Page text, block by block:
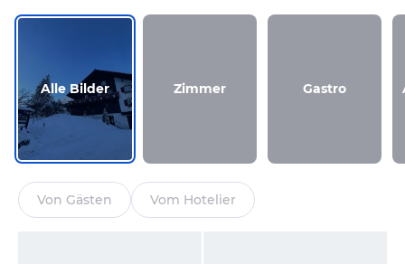
Alle Bilder Zimmer Gastro
Von Gästen Vom Hotelier